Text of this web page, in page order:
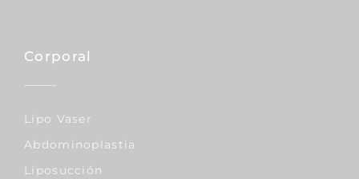
Corporal
Lipo Vaser
Abdominoplastia
Liposucción